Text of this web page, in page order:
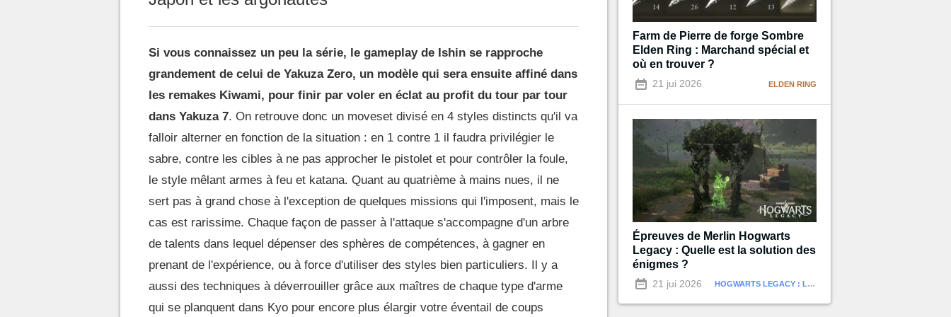
Si vous connaissez un peu la série, le gameplay de Ishin se rapproche
grandement de celui de Yakuza Zero, un modèle qui sera ensuite affiné dans
les remakes Kiwami, pour finir par voler en éclat au profit du tour par tour
dans Yakuza 7. On retrouve donc un moveset divisé en 4 styles distincts qu'il va
falloir alterner en fonction de la situation : en 1 contre 1 il faudra privilégier le
sabre, contre les cibles à ne pas approcher le pistolet et pour contrôler la foule,
le style mêlant armes à feu et katana. Quant au quatrième à mains nues, il ne
sert pas à grand chose à l'exception de quelques missions qui l'imposent, mais le
cas est rarissime. Chaque façon de passer à l'attaque s'accompagne d'un arbre
de talents dans lequel dépenser des sphères de compétences, à gagner en
prenant de l'expérience, ou à force d'utiliser des styles bien particuliers. Il y a
aussi des techniques à déverrouiller grâce aux maîtres de chaque type d'arme
qui se planquent dans Kyo pour encore plus élargir votre éventail de coups
Farm de Pierre de forge Sombre
Elden Ring : Marchand spécial et
où en trouver ?
21 jui 2026 ELDEN RING
Épreuves de Merlin Hogwarts
Legacy : Quelle est la solution des
énigmes ?
21 jui 2026 HOGWARTS LEGACY : L'HÉRITAGE DE POUDLARD